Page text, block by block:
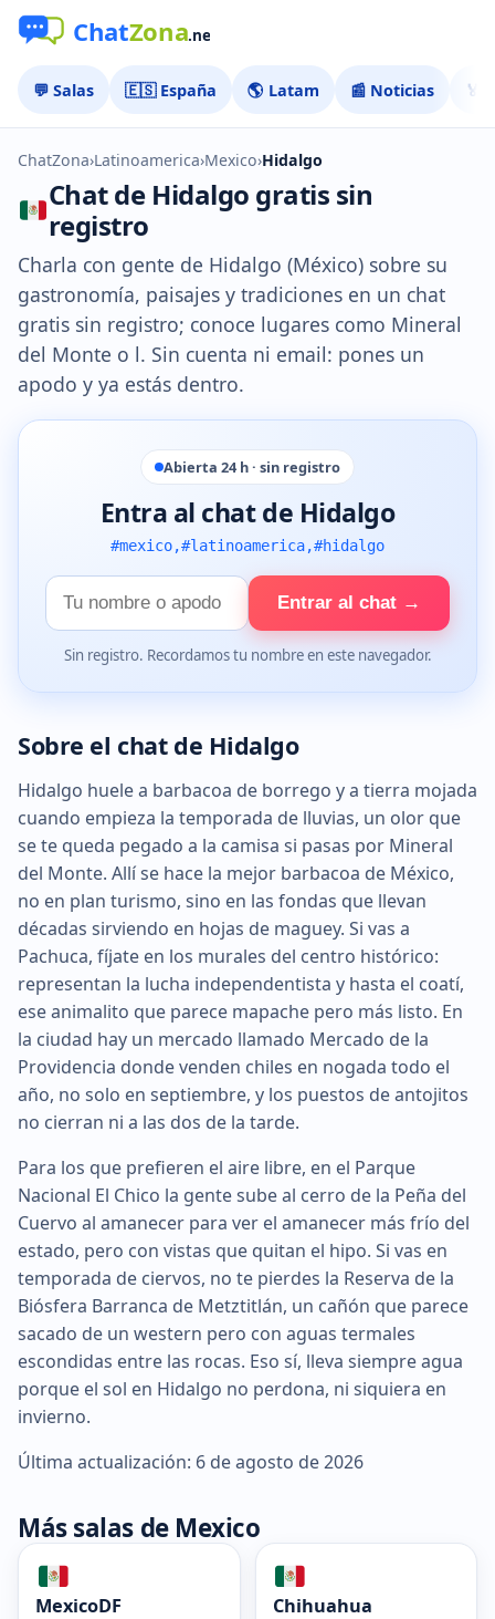
💬 Salas 🇪🇸 España 🌎 Latam 📰 Noticias 🏅
ChatZona›Latinoamerica›Mexico›Hidalgo
Chat de Hidalgo gratis sin
registro
Charla con gente de Hidalgo (México) sobre su
gastronomía, paisajes y tradiciones en un chat
gratis sin registro; conoce lugares como Mineral
del Monte o l. Sin cuenta ni email: pones un
apodo y ya estás dentro.
Abierta 24 h · sin registro
Entra al chat de Hidalgo
#mexico,#latinoamerica,#hidalgo
Tu
nombre
Entrar al chat →
Sin registro. Recordamos tu nombre en este navegador.
Sobre el chat de Hidalgo
Hidalgo huele a barbacoa de borrego y a tierra mojada
cuando empieza la temporada de lluvias, un olor que
se te queda pegado a la camisa si pasas por Mineral
del Monte. Allí se hace la mejor barbacoa de México,
no en plan turismo, sino en las fondas que llevan
décadas sirviendo en hojas de maguey. Si vas a
Pachuca, fíjate en los murales del centro histórico:
representan la lucha independentista y hasta el coatí,
ese animalito que parece mapache pero más listo. En
la ciudad hay un mercado llamado Mercado de la
Providencia donde venden chiles en nogada todo el
año, no solo en septiembre, y los puestos de antojitos
no cierran ni a las dos de la tarde.
Para los que prefieren el aire libre, en el Parque
Nacional El Chico la gente sube al cerro de la Peña del
Cuervo al amanecer para ver el amanecer más frío del
estado, pero con vistas que quitan el hipo. Si vas en
temporada de ciervos, no te pierdes la Reserva de la
Biósfera Barranca de Metztitlán, un cañón que parece
sacado de un western pero con aguas termales
escondidas entre las rocas. Eso sí, lleva siempre agua
porque el sol en Hidalgo no perdona, ni siquiera en
invierno.
Última actualización: 6 de agosto de 2026
Más salas de Mexico
MexicoDF Chihuahua